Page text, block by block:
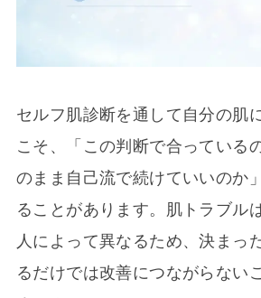
セルフ肌診断を通して自分の肌
こそ、「この判断で合っている
のまま自己流で続けていいのか
ることがあります。肌トラブル
人によって異なるため、決まっ
るだけでは改善につながらない